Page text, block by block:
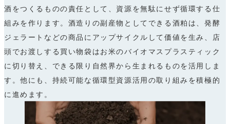
酒をつくるものの責任として、資源を無駄にせず循環する仕
組みを作ります。酒造りの副産物としてできる酒粕は、発酵
ジェラートなどの商品にアップサイクルして価値を生み、店
頭でお渡しする買い物袋はお米のバイオマスプラスティック
に切り替え、できる限り自然界から生まれるものを活用しま
す。他にも、持続可能な循環型資源活用の取り組みを積極的
に進めます。